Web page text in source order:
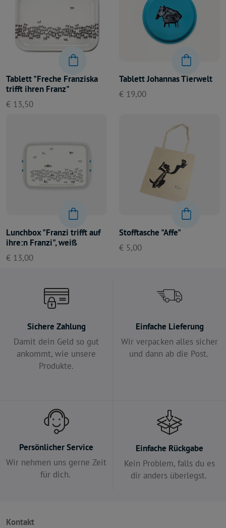
Tablett "Freche Franziska
trifft ihren Franz"
€ 13,50
Tablett Johannas Tierwelt
€ 19,00
Lunchbox "Franzi trifft auf
ihre:n Franzi", weiß
€ 13,00
Stofftasche "Affe"
€ 5,00
Sichere Zahlung
Damit dein Geld so gut
ankommt, wie unsere
Produkte.
Einfache Lieferung
Wir verpacken alles sicher
und dann ab die Post.
Persönlicher Service
Wir nehmen uns gerne Zeit
für dich.
Einfache Rückgabe
Kein Problem, falls du es
dir anders überlegst.
Kontakt